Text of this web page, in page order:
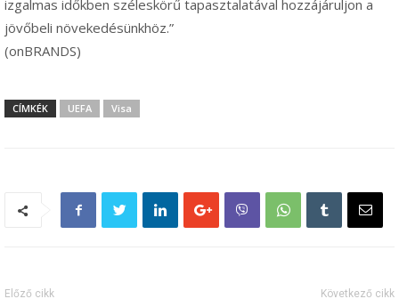
izgalmas időkben széleskörű tapasztalatával hozzájáruljon a
jövőbeli növekedésünkhöz.”
(onBRANDS)
CÍMKÉK UEFA Visa
Előző cikk Következő cikk